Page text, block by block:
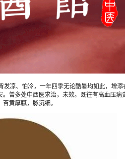
、怕冷，一年四季无论酷暑均如此，增
多处中西医求治，未效。既往有高血压
黄厚腻，脉沉细。